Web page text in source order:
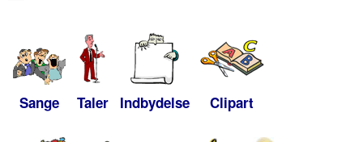
Sange Taler Indbydelse Clipart